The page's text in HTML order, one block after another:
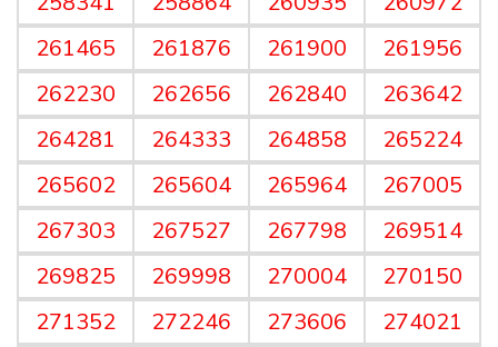
261465
261876 261900
261956
262230
262656 262840
263642
264281
264333 264858
265224
265602
265604 265964
267005
267303
267527 267798
269514
269825
269998 270004
270150
271352
272246 273606
274021